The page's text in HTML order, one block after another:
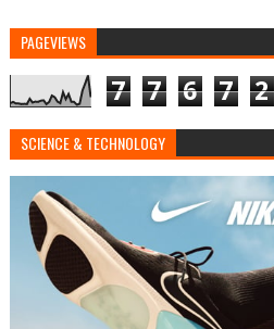
PAGEVIEWS
7 7 6 7 2
SCIENCE & TECHNOLOGY